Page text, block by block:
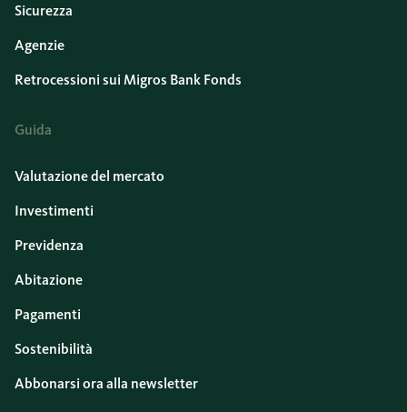
Sicurezza
Agenzie
Retrocessioni sui Migros Bank Fonds
Guida
Valutazione del mercato
Investimenti
Previdenza
Abitazione
Pagamenti
Sostenibilità
Abbonarsi ora alla newsletter